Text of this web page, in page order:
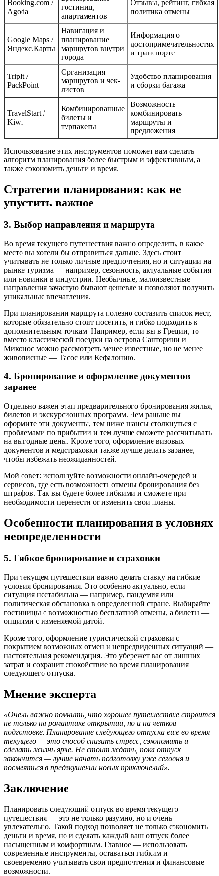
Booking.com /
Agoda
гостиниц,
апартаментов
Отзывы, рейтинг, гибкая
политика отмены
Google Maps /
Яндекс.Карты
Навигация и
планирование
маршрутов внутри
города
Информация о
достопримечательностях
и транспорте
TripIt /
PackPoint
Организация
маршрутов и чек-
листов
Удобство планирования
и сборки багажа
TravelStart /
Kiwi
Комбинированные
билеты и
турпакеты
Возможность
комбинировать
маршруты и
предложения
Использование этих инструментов поможет вам сделать
алгоритм планирования более быстрым и эффективным, а
также сэкономить деньги и время.
Стратегии планирования: как не
упустить важное
3. Выбор направления и маршрута
Во время текущего путешествия важно определить, в какое
место вы хотели бы отправиться дальше. Здесь стоит
учитывать не только личные предпочтения, но и ситуации на
рынке туризма — например, сезонность, актуальные события
или новинки в индустрии. Необычные, малоизвестные
направления зачастую бывают дешевле и позволяют получить
уникальные впечатления.
При планировании маршрута полезно составить список мест,
которые обязательно стоит посетить, и гибко подходить к
дополнительным точкам. Например, если вы в Греции, то
вместо классической поездки на острова Санторини и
Миконос можно рассмотреть менее известные, но не менее
живописные — Тасос или Кефалонию.
4. Бронирование и оформление документов
заранее
Отдельно важен этап предварительного бронирования жилья,
билетов и экскурсионных программ. Чем раньше вы
оформите эти документы, тем ниже шансы столкнуться с
проблемами по прибытии и тем лучше сможете рассчитывать
на выгодные цены. Кроме того, оформление визовых
документов и медстраховки также лучше делать заранее,
чтобы избежать неожиданностей.
Мой совет: используйте возможности онлайн-очередей и
сервисов, где есть возможность отмены бронирования без
штрафов. Так вы будете более гибкими и сможете при
необходимости перенести or изменить свои планы.
Особенности планирования в условиях
неопределенности
5. Гибкое бронирование и страховки
При текущем путешествии важно делать ставку на гибкие
условия бронирования. Это особенно актуально, если
ситуация нестабильна — например, пандемия или
политическая обстановка в определенной стране. Выбирайте
гостиницы с возможностью бесплатной отмены, а билеты —
опциями с изменяемой датой.
Кроме того, оформление туристической страховки с
покрытием возможных отмен и непредвиденных ситуаций —
настоятельная рекомендация. Это убережет вас от лишних
затрат и сохранит спокойствие во время планирования
следующего отпуска.
Мнение эксперта
«Очень важно помнить, что хорошее путешествие строится
не только на романтике открытий, но и на четкой
подготовке. Планирование следующего отпуска еще во время
текущего — это способ снизить стресс, сэкономить и
сделать жизнь ярче. Не стоит ждать, пока отпуск
закончится — лучше начать подготовку уже сегодня и
посмеяться в предвкушении новых приключений».
Заключение
Планировать следующий отпуск во время текущего
путешествия — это не только разумно, но и очень
увлекательно. Такой подход позволяет не только сэкономить
деньги и время, но и сделать каждый ваш отпуск более
насыщенным и комфортным. Главное — использовать
современные инструменты, оставаться гибким и
своевременно учитывать свои предпочтения и финансовые
возможности.